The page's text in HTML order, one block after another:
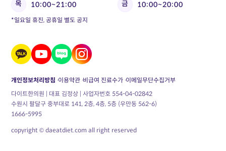
목
10:00~21:00 금 10:00~20:00
*일요일 휴진, 공휴일 별도 공지
개인정보처리방침 이용약관 비급여 진료수가 이메일무단수집거부
다이트한의원 | 대표 김정상 | 사업자번호 554-04-02842
수원시 팔달구 중부대로 141, 2층, 4층, 5층 (우만동 562-6)
1666-5995
copyright © daeatdiet.com all right reserved